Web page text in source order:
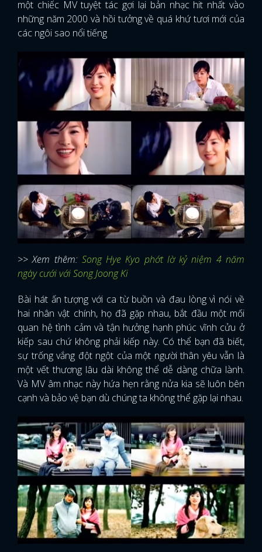
một chiếc MV tuyệt tác gợi lại bản nhạc hit nhất vào
những năm 2000 và hồi tưởng về quá khứ tươi mới của
các ngôi sao nổi tiếng
>> Xem thêm: Song Hye Kyo phớt lờ kỷ niệm 4 năm
ngày cưới với Song Joong Ki
Bài hát ấn tượng với ca từ buồn và đau lòng vì nói về
hai nhân vật chính, họ đã gặp nhau, bắt đầu một mối
quan hệ tình cảm và tận hưởng hạnh phúc vĩnh cửu ở
kiếp sau chứ không phải kiếp này. Có thể bạn đã biết,
sự trống vắng đột ngột của một người thân yêu vẫn là
một vết thương lâu dài không thể dễ dàng chữa lành.
Và MV âm nhạc này hứa hẹn rằng nửa kia sẽ luôn bên
cạnh và bảo vệ bạn dù chúng ta không thể gặp lại nhau.